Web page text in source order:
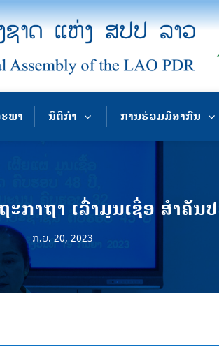
ພາ ນິຕິກຳ ການຮ່ວມມືສາກົນ
ກາຖາ ເລົ່າມູນເຊື່ອ ສຳຄັນ
ກ.ຍ. 20, 2023